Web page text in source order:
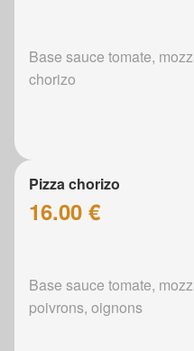
Base sauce tomate,
chorizo
Pizza chorizo
16.00 €
Base sauce tomate,
poivrons, oignons